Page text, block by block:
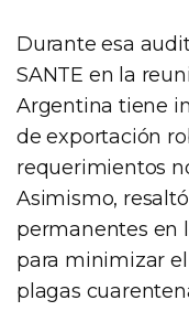
Durante esa
SANTE en la
Argentina tiene
de exportación
requerimientos
Asimismo,
permanentes en
para minimizar
plagas